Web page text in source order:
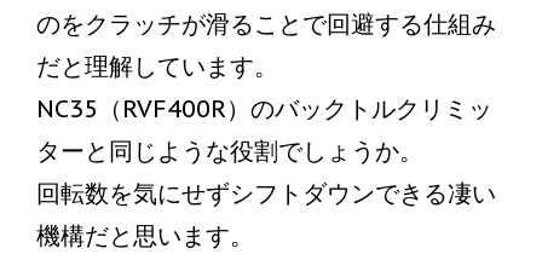
のをクラッチが滑ることで回避する仕組み
だと理解しています。
NC35（RVF400R）のバックトルクリミッ
ターと同じような役割でしょうか。
回転数を気にせずシフトダウンできる凄い
機構だと思います。